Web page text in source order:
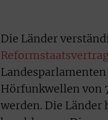
Die Länder
Hörfunkwellen von
werden. Die Länder